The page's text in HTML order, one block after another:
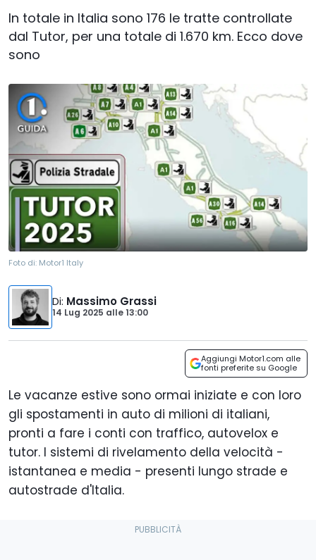
In totale in Italia sono 176 le tratte controllate
dal Tutor, per una totale di 1.670 km. Ecco dove
sono
Foto di: Motor1 Italy
Di: Massimo Grassi
14 Lug 2025 alle13:00
Aggiungi Motor1.com alle
fonti preferite su Google
Le vacanze estive sono ormai iniziate e con loro
gli spostamenti in auto di milioni di italiani,
pronti a fare i conti con traffico, autovelox e
tutor. I sistemi di rivelamento della velocità -
istantanea e media - presenti lungo strade e
autostrade d'Italia.